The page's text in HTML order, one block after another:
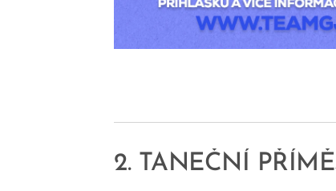
2. TANEČNÍ